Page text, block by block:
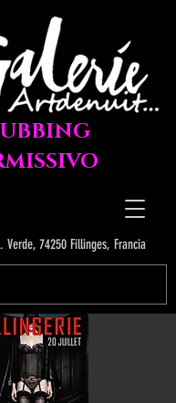
Verde, 74250 Fillinges, Francia